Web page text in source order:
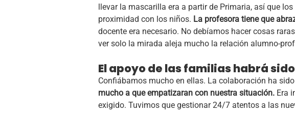
llevar la mascarilla era a partir de Primaria, así que
proximidad con los niños. La profesora tiene que
docente era necesario. No debíamos hacer cosas
ver solo la mirada aleja mucho la relación alumno-
El apoyo de las familias habrá
Confiábamos mucho en ellas. La colaboración ha
mucho a que empatizaran con nuestra situación. Era
exigido. Tuvimos que gestionar 24/7 atentos a las